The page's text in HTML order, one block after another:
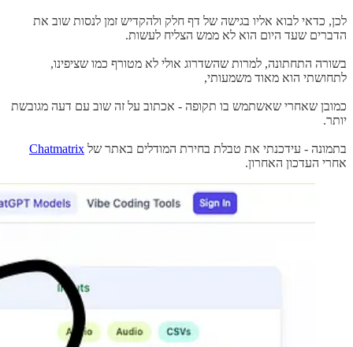
לכן, כדאי לבוא אליו בגישה של דף חלק ולהקדיש זמן לנסות שוב את
הדברים שעד היום הוא לא ממש הצליח לעשות.
בשורה התחתונה, למרות שהשדרוג אולי לא מטורף כמו שציפינו,
לתחושתי הוא מאוד משמעותי,
כמובן שאחרי שאשתמש בו תקופה - אכתוב על זה שוב עם דעה מגובשת
יותר.
בתמונה - עידכנתי את טבלת בחירת המודלים באתר של Chatmatrix
אחרי העדכון האחרון.